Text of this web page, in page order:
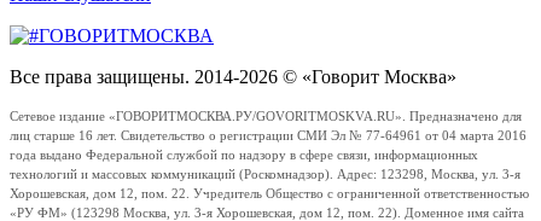
Все права защищены. 2014-2026 © «Говорит Москва»
Сетевое издание «ГОВОРИТМОСКВА.РУ/GOVORITMOSKVA.RU». Предназначено для
лиц старше 16 лет. Свидетельство о регистрации СМИ Эл № 77-64961 от 04 марта 2016
года выдано Федеральной службой по надзору в сфере связи, информационных
технологий и массовых коммуникаций (Роскомнадзор). Адрес: 123298, Москва, ул. 3-я
Хорошевская, дом 12, пом. 22. Учредитель Общество с ограниченной ответственностью
«РУ ФМ» (123298 Москва, ул. 3-я Хорошевская, дом 12, пом. 22). Доменное имя сайта